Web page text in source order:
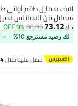
طقم أواني طهي لايف
ستيل الهجين
لجميع أنواع
الحث، قدور شوربة
بمقاسات 20/24/28/30 سم مع قدر
9% OFF
10%
+ 1
عليه خلال 14 - 15